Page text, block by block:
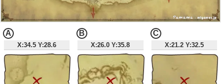
X:34.5 Y:28.6
A
X:26.0 Y:35.8
B
X:21.2 Y:32.5
C